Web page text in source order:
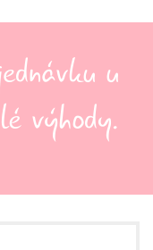
u
výhody.